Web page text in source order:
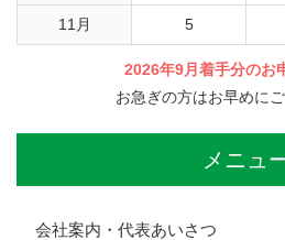
11月 5
2026年9月着手分のお
お急ぎの方はお早めに
メニュ
会社案内・代表あいさつ